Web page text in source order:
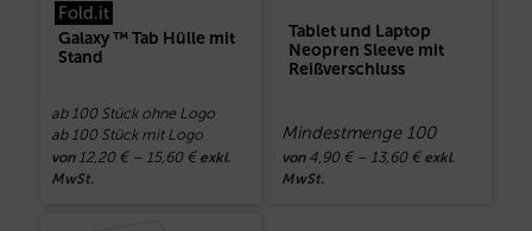
Fold.it
Galaxy ™ Tab Hülle mit
Stand
ab 100 Stück ohne Logo
ab 100 Stück mit Logo
von 12,20 € – 15,60 €exkl.
MwSt.
Tablet und Laptop
Neopren Sleeve mit
Reißverschluss
Mindestmenge 100
von 4,90 € – 13,60 €exkl.
MwSt.